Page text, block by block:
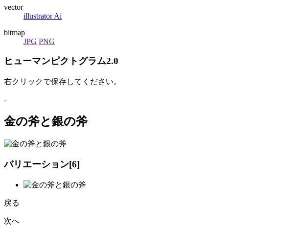
vector
illustrator Ai
bitmap
JPG PNG
ヒューマンピクトグラム2.0
右クリックで保存してください。
-
金の斧と銀の斧
バリエーション[6]
戻る
次へ